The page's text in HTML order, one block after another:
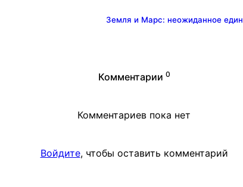
Земля и Марс: неожиданное
Комментарии 0
Комментариев пока нет
Войдите, чтобы оставить комментарий